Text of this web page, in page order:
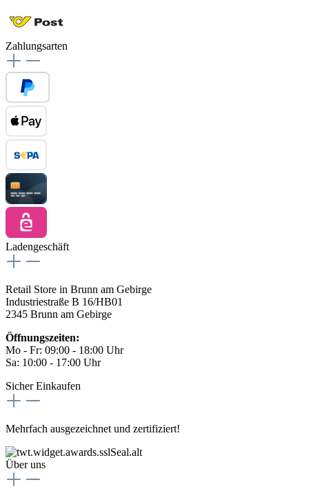
Zahlungsarten
Ladengeschäft
Retail Store in Brunn am Gebirge
Industriestraße B 16/HB01
2345 Brunn am Gebirge
Öffnungszeiten:
Mo - Fr: 09:00 - 18:00 Uhr
Sa: 10:00 - 17:00 Uhr
Sicher Einkaufen
Mehrfach ausgezeichnet und zertifiziert!
Über uns